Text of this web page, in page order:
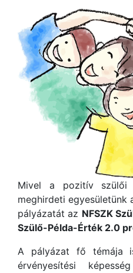
Mivel a pozitív szülői
meghirdeti egyesületünk
pályázatát az NFSZK
Szülő-Példa-Érték 2.0
A pályázat fő témája
érvényesítési